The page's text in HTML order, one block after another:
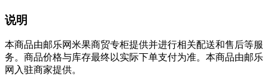
说明
本商品由邮乐网米果商贸专柜提供并进行相关配送和售后等服
务。商品价格与库存最终以实际下单支付为准。本商品由邮乐
网入驻商家提供。